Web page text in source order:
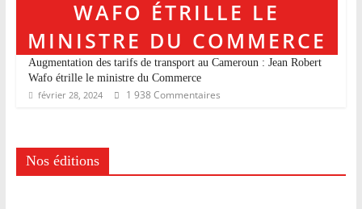
Augmentation des tarifs de transport au Cameroun : Jean Robert
Wafo étrille le ministre du Commerce
février 28, 2024
1 938 Commentaires
Nos éditions